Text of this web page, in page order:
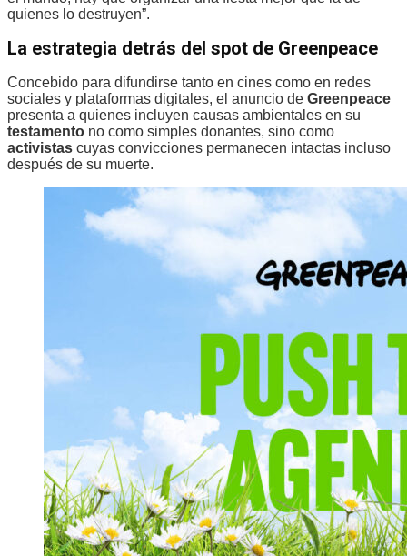
quienes lo destruyen”.
La estrategia detrás del spot de Greenpeace
Concebido para difundirse tanto en cines como en redes
sociales y plataformas digitales, el anuncio de Greenpeace
presenta a quienes incluyen causas ambientales en su
testamento no como simples donantes, sino como
activistas cuyas convicciones permanecen intactas incluso
después de su muerte.